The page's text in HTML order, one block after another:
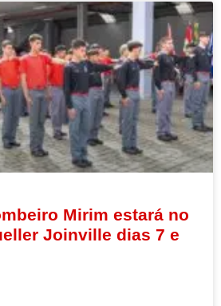
Mirim estará no
Joinville dias 7 e